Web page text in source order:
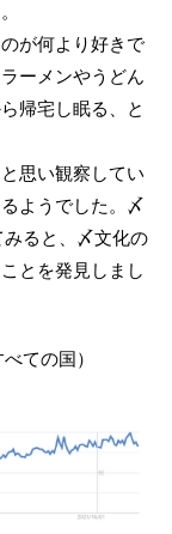
が何より好きで
ーメンやうどん
帰宅し眠る、と
思い観察してい
ようでした。〆
みると、〆文化の
とを発見しまし
ての国）